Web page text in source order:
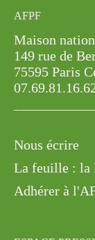
AFPF
Maison
149 rue de
75595 Paris
Nous écrire
La feuille : la
Adhérer à